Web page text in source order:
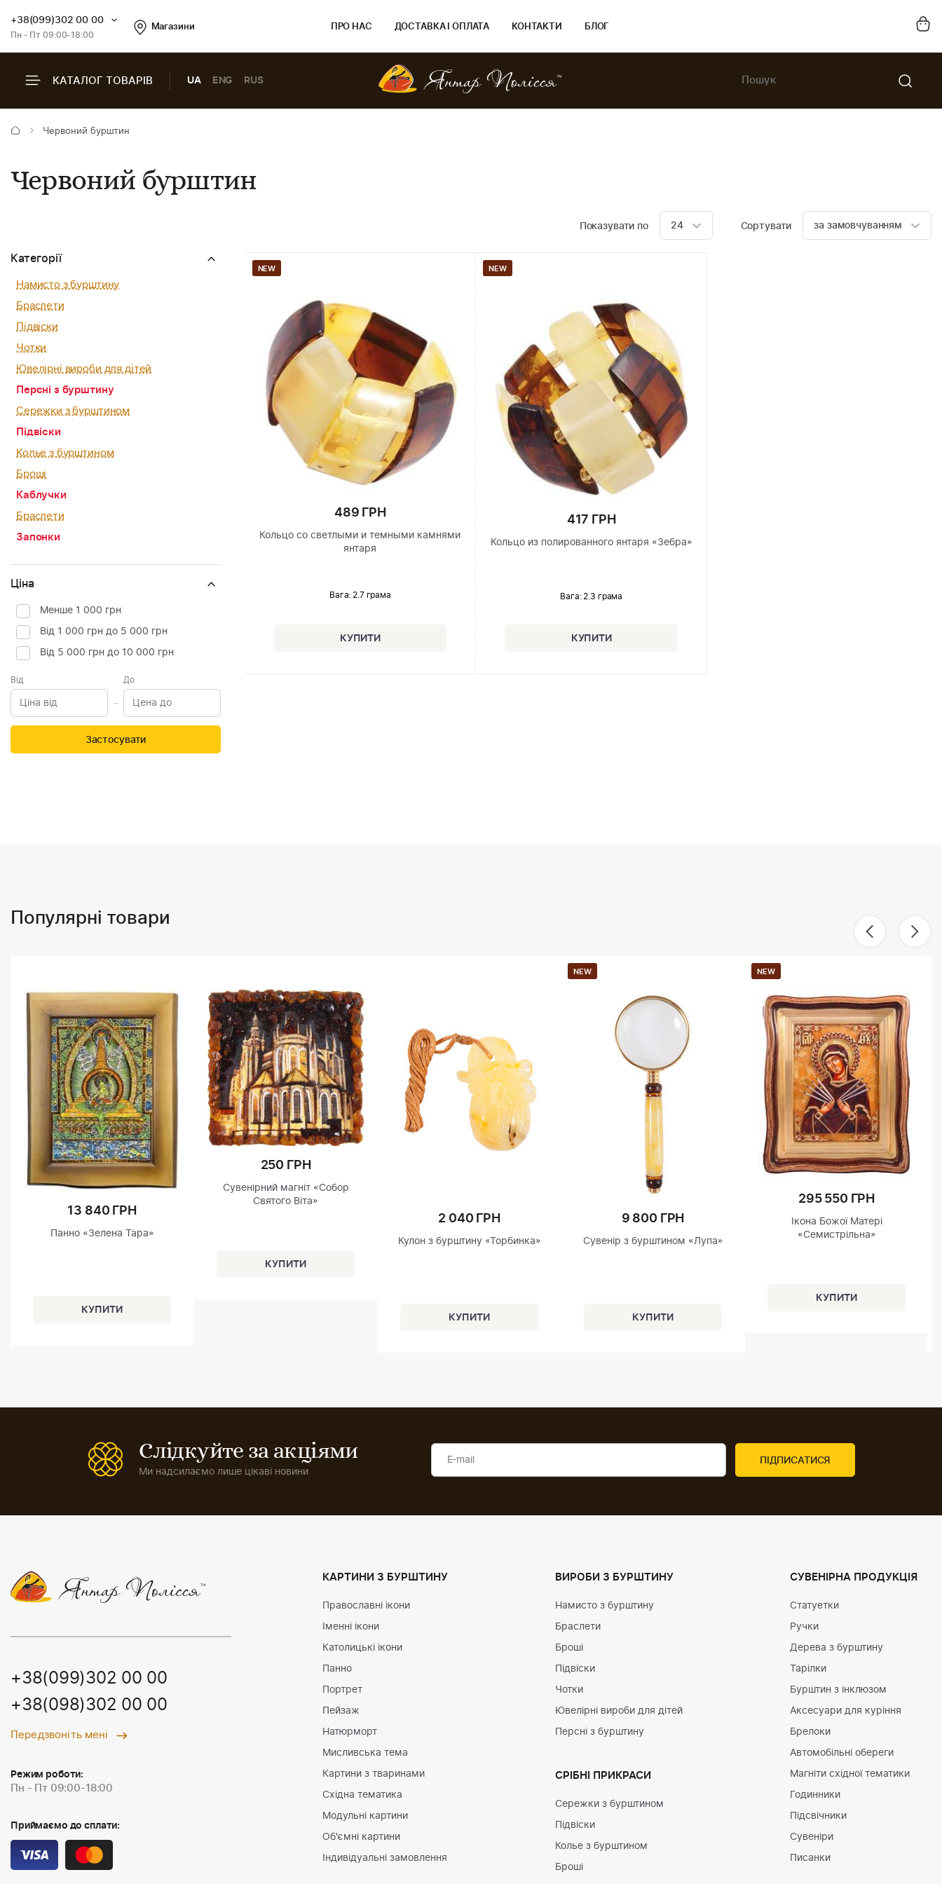
+38(099)302 00 00
Пн - Пт 09:00-18:00
Магазини ПРО НАС ДОСТАВКА І ОПЛАТА КОНТАКТИ БЛОГ
КАТАЛОГ ТОВАРІВ UA ENG RUS
Червоний бурштин
Червоний бурштин
Показувати по 24 Сортувати за замовчуванням
Категорії
Намисто з бурштину
Браслети
Підвіски
Чотки
Ювелірні вироби для дітей
Персні з бурштину
Сережки з бурштином
Підвіски
Колье з бурштином
Броші
Каблучки
Браслети
Запонки
Ціна
Менше 1 000 грн
Від 1 000 грн до 5 000 грн
Від 5 000 грн до 10 000 грн
Від До
Застосувати
NEW
489 ГРН
Кольцо со светлыми и темными камнями
янтаря
Вага: 2.7 грама
NEW
417 ГРН
Кольцо из полированного янтаря «Зебра»
Вага: 2.3 грама
Популярні товари
13 840 ГРН
Панно «Зелена Тара»
250 ГРН
Сувенірний магніт «Собор
Святого Віта»
2 040 ГРН
Кулон з бурштину «Торбинка»
NEW
9 800 ГРН
Сувенір з бурштином «Лупа»
NEW
295 550 ГРН
Ікона Божої Матері
«Семистрільна»
Слідкуйте за акціями
Ми надсилаємо лише цікаві новини
+38(099)302 00 00
+38(098)302 00 00
Передзвоніть мені
Режим роботи:
Пн - Пт 09:00-18:00
Приймаємо до сплати:
КАРТИНИ З БУРШТИНУ
Православні ікони
Іменні ікони
Католицькі ікони
Панно
Портрет
Пейзаж
Натюрморт
Мисливська тема
Картини з тваринами
Східна тематика
Модульні картини
Об'ємні картини
Індивідуальні замовлення
ВИРОБИ З БУРШТИНУ
Намисто з бурштину
Браслети
Броші
Підвіски
Чотки
Ювелірні вироби для дітей
Персні з бурштину
СРІБНІ ПРИКРАСИ
Сережки з бурштином
Підвіски
Колье з бурштином
Броші
СУВЕНІРНА ПРОДУКЦІЯ
Статуетки
Ручки
Дерева з бурштину
Тарілки
Бурштин з інклюзом
Аксесуари для куріння
Брелоки
Автомобільні обереги
Магніти східної тематики
Годинники
Підсвічники
Сувеніри
Писанки